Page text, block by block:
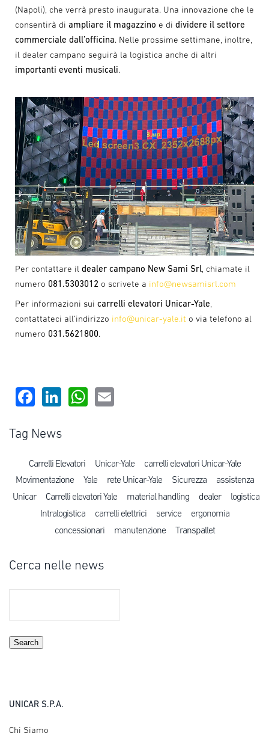
(Napoli), che verrà presto inaugurata. Una innovazione che le
consentirà di ampliare il magazzino e di dividere il settore
commerciale dall’officina. Nelle prossime settimane, inoltre,
il dealer campano seguirà la logistica anche di altri
importanti eventi musicali.
Per contattare il dealer campano New Sami Srl , chiamate il
numero 081.5303012 o scrivete a info@newsamisrl.com
Per informazioni sui carrelli elevatori Unicar-Yale
contattateci all’indirizzo info@unicar-yale.it o via telefono al
numero 031.5621800.
Facebook
LinkedInWhatsApp
Tag News
Carrelli Elevatori Unicar-Yale
carrelli elevatori Unicar-Yale
Movimentazione
Yale rete Unicar-Yale Sicurezza
assistenza
Unicar
Carrelli elevatori Yale material handling dealer
logistica
Intralogistica
carrelli elettrici service
ergonomia
concessionari
manutenzione Transpallet
Cerca nelle news
Search
UNICAR S.P.A.
Chi Siamo